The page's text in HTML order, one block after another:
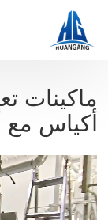
ماكينات
أكياس